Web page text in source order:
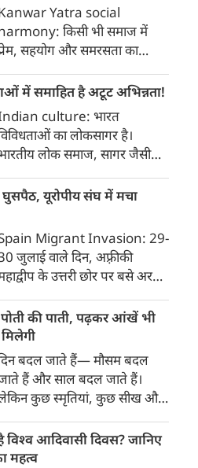
Yatra social
किसी भी समाज में
सहयोग और समरसता का
व्यक्ति अपने अहंकार का त्याग
भक्ति का पथ अपनाता है। कांवड़
इसी सत्य का सजीव प्रतीक है।
को मनुष्य से जोड़ने वाली
सांस्कृतिक चेतना की यह एक विराट
है जिसमें जाति, वर्ग, भाषा,
आर्थिक स्थिति और सामाजिक
में समाहित है अटूट अभिन्नता!
culture: भारत
का लोकसागर है।
लोक समाज, सागर जैसी
समायी अंतहीन विविधताओं का
जीता-जागता संग्रहालय हैं। हमारा
देश भारत, लोकजीवन की अंतहीन
का गहरा जमावड़ा है।
यूरोपीय संघ में मचा
Migrant Invasion: 29-
जुलाई वाले दिन, अफ़्रीकी
के उत्तरी छोर पर बसे अरबी
'जेन-जी' किस्म के हज़ारों युवाओं ने
ऐसा दृश्य रच दिया, जिससे
संघ के देशों में तहलका मच
वे गिरते-पड़ते-दौड़ते हुए
मोरक्को से ही सटे—पर स्पेनी
स्वामित्व वाले एक छोटे से अलग
पर बसे— 'सेउता' (Ceuta)
के शहर में ऐसे पहुँचे, मानो
पोती की पाती, पढ़कर आंखें भी
बदल जाते हैं— मौसम बदल
हैं और साल बदल जाते हैं।
कुछ स्‍मृतियां, कुछ सीख और
कभी नहीं बदलती। ऐसे
जो अपनी अगली पीढ़ी को तब
विश्व आदिवासी दिवस? जानिए
महत्व